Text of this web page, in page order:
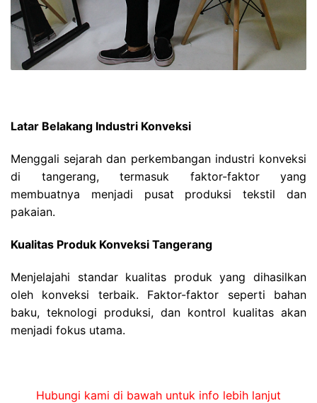
Latar Belakang Industri Konveksi
Menggali sejarah dan perkembangan industri konveksi
di tangerang, termasuk faktor-faktor yang
membuatnya menjadi pusat produksi tekstil dan
pakaian.
Kualitas Produk Konveksi Tangerang
Menjelajahi standar kualitas produk yang dihasilkan
oleh konveksi terbaik. Faktor-faktor seperti bahan
baku, teknologi produksi, dan kontrol kualitas akan
menjadi fokus utama.
Hubungi kami di bawah untuk info lebih lanjut